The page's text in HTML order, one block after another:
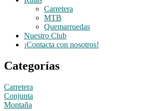
Carretera
MTB
Quemarruedas
Nuestro Club
¡Contacta con nosotros!
Categorías
Carretera
Conjunta
Montaña